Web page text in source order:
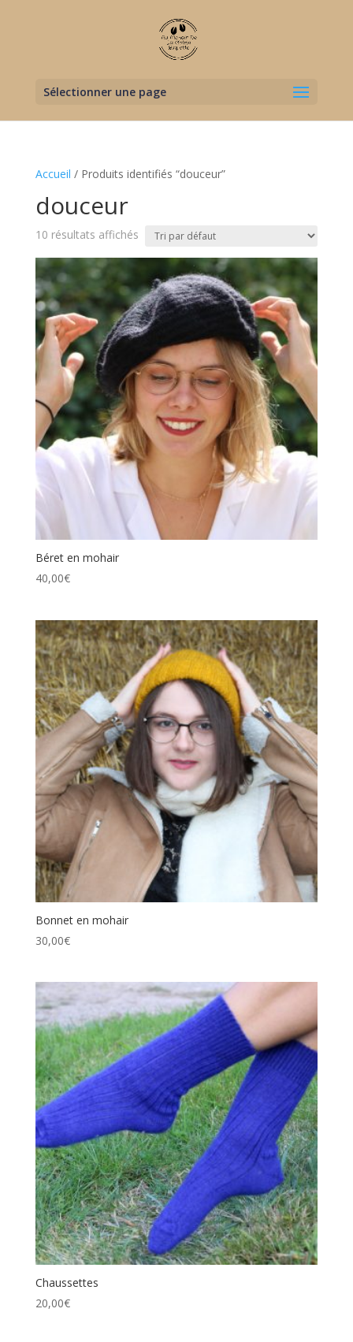
Sélectionner une page
Accueil / Produits identifiés “douceur”
douceur
10 résultats affichés
Béret en mohair
40,00€
Bonnet en mohair
30,00€
Chaussettes
20,00€